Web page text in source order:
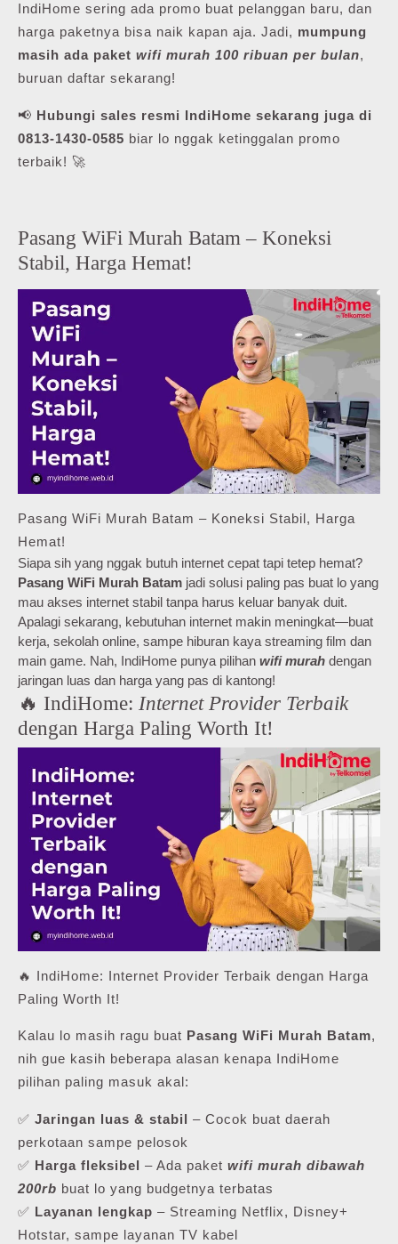
IndiHome sering ada promo buat pelanggan baru, dan
harga paketnya bisa naik kapan aja. Jadi, mumpung
masih ada paket wifi murah 100 ribuan per bulan,
buruan daftar sekarang!
📢 Hubungi sales resmi IndiHome sekarang juga di
0813-1430-0585 biar lo nggak ketinggalan promo
terbaik! 🚀
Pasang WiFi Murah Batam – Koneksi
Stabil, Harga Hemat!
Pasang WiFi Murah Batam – Koneksi Stabil, Harga
Hemat!
Siapa sih yang nggak butuh internet cepat tapi tetep hemat?
Pasang WiFi Murah Batam jadi solusi paling pas buat lo yang
mau akses internet stabil tanpa harus keluar banyak duit.
Apalagi sekarang, kebutuhan internet makin meningkat—buat
kerja, sekolah online, sampe hiburan kaya streaming film dan
main game. Nah, IndiHome punya pilihan wifi murah dengan
jaringan luas dan harga yang pas di kantong!
🔥 IndiHome: Internet Provider Terbaik
dengan Harga Paling Worth It!
🔥 IndiHome: Internet Provider Terbaik dengan Harga
Paling Worth It!
Kalau lo masih ragu buat Pasang WiFi Murah Batam,
nih gue kasih beberapa alasan kenapa IndiHome
pilihan paling masuk akal:
✅ Jaringan luas & stabil – Cocok buat daerah
perkotaan sampe pelosok
✅ Harga fleksibel – Ada paket wifi murah dibawah
200rb buat lo yang budgetnya terbatas
✅ Layanan lengkap – Streaming Netflix, Disney+
Hotstar, sampe layanan TV kabel